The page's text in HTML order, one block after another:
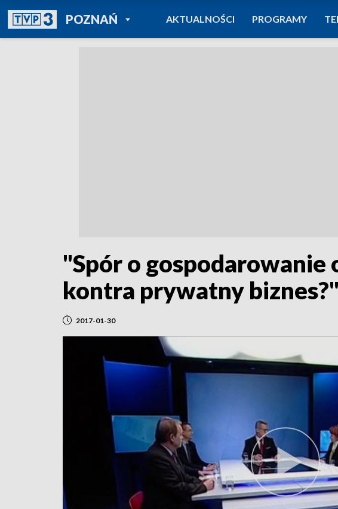
POZNAŃPOWRÓT DO
TVP REGIONY
AKTUALNOŚCI PROGRAMY
"Spór o gospodarowanie
kontra prywatny
2017-01-30